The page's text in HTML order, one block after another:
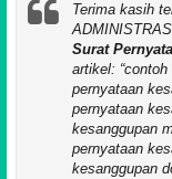
Terima kasih
Surat
artikel: contoh
pernyataan
pernyataan
kesanggupan
pernyataan
kesanggupan